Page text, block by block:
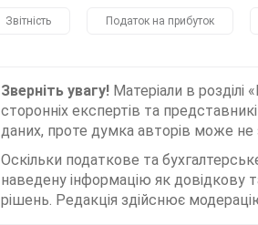
Звітність Податок на прибуток
Зверніть увагу! Матеріали в
сторонніх експертів та
даних, проте думка авторів може не
Оскільки податкове та
наведену інформацію як довідкову
рішень. Редакція здійснює